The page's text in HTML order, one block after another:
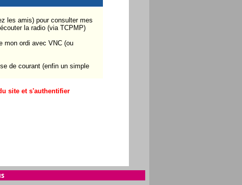
les amis) pour consulter mes
la radio (via TCPMP)
mon ordi avec VNC (ou
de courant (enfin un simple
site et s'authentifier